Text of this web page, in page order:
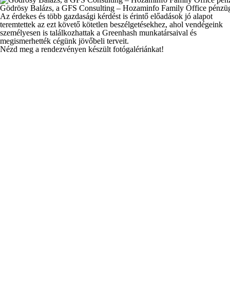
Gödrösy Balázs, a GFS Consulting – Hozaminfo Family Office
Az érdekes és több gazdasági kérdést is érintő előadások jó alapot
teremtettek az ezt követő kötetlen beszélgetésekhez, ahol vendégeink
személyesen is találkozhattak a Greenhash munkatársaival és
megismerhették cégünk jövőbeli terveit.
Nézd meg a rendezvényen készült fotógalériánkat!